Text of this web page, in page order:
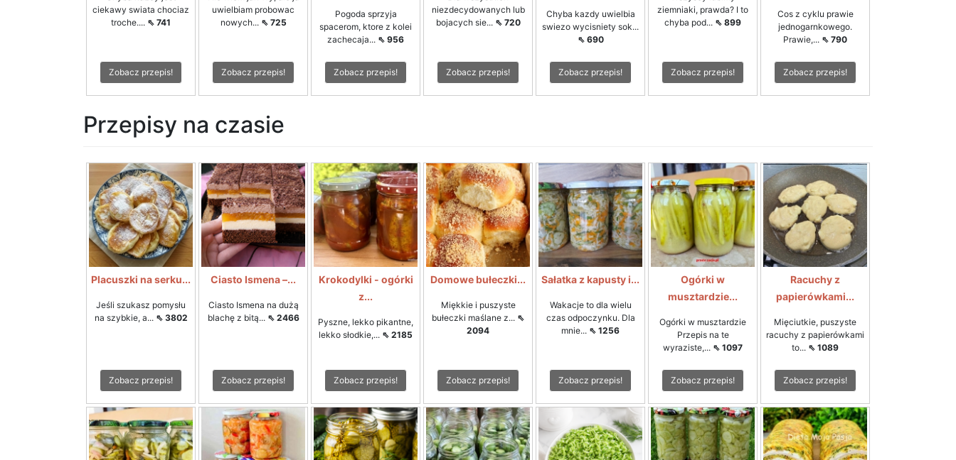
ciekawy swiata chociaz
troche.... ⇖ 741
Zobacz przepis!
uwielbiam probowac
nowych... ⇖ 725
Zobacz przepis!
Pogoda sprzyja
spacerom, ktore z kolei
zachecaja... ⇖ 956
Zobacz przepis!
niezdecydowanych lub
bojacych sie... ⇖ 720
Zobacz przepis!
Chyba kazdy uwielbia
swiezo wycisniety sok...
⇖ 690
Zobacz przepis!
ziemniaki, prawda? I to
chyba pod... ⇖ 899
Zobacz przepis!
Cos z cyklu prawie
jednogarnkowego.
Prawie,... ⇖ 790
Zobacz przepis!
Przepisy na czasie
Placuszki na serku...
Jeśli szukasz pomysłu
na szybkie, a... ⇖ 3802
Zobacz przepis!
Ciasto Ismena –...
Ciasto Ismena na dużą
blachę z bitą... ⇖ 2466
Zobacz przepis!
Krokodylki - ogórki
z...
Pyszne, lekko pikantne,
lekko słodkie,... ⇖ 2185
Zobacz przepis!
Domowe bułeczki...
Miękkie i puszyste
bułeczki maślane z... ⇖
2094
Zobacz przepis!
Sałatka z kapusty i...
Wakacje to dla wielu
czas odpoczynku. Dla
mnie... ⇖ 1256
Zobacz przepis!
Ogórki w
musztardzie...
Ogórki w musztardzie
Przepis na te
wyraziste,... ⇖ 1097
Zobacz przepis!
Racuchy z
papierówkami...
Mięciutkie, puszyste
racuchy z papierówkami
to... ⇖ 1089
Zobacz przepis!